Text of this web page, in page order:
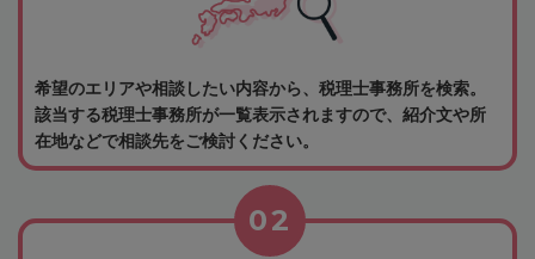
希望のエリアや相談したい内容から、税理士事務所を検索。
該当する税理士事務所が一覧表示されますので、紹介文や所
在地などで相談先をご検討ください。
02